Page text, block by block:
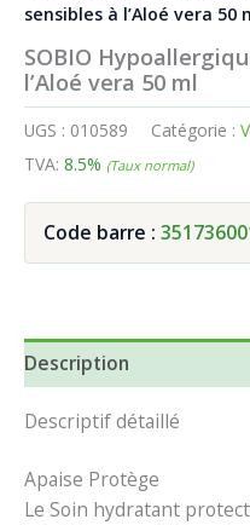
sensibles à l’Aloé vera 50
SOBIO
l’Aloé vera 50 ml
UGS : 010589 Catégorie :
TVA: 8.5% (Taux normal)
Code barre :
Description
Descriptif détaillé
Apaise Protège
Le Soin hydratant